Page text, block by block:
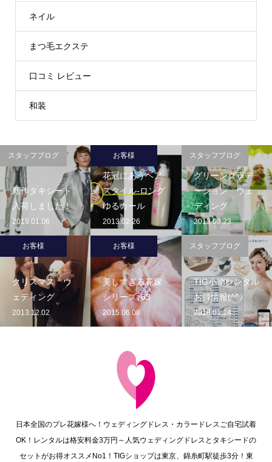
ネイル
まつ毛エクステ
口コミ レビュー
和装
新作タキシード
入荷しました！
2019.01.06
スタッフブログ
花冠にあうヘア
スタイル-ロング
ゆるカール
2013.02.26
お客様
グリーングラデ
ーション ウェ
ディング
2013.03.23
スタッフブログ
クリスマス ウ
ェディング
2013.12.02
お客様
美しすぎる花嫁
シリーズ♪63
2015.06.08
お客様
TIG小物レンタル
お得情報(^^♪
2018.01.14
スタッフブログ
日本全国のプレ花嫁様へ！ウェディングドレス・カラードレスご自宅試着
OK！レンタルは格安料金3万円～人気ウェディングドレスとタキシードの
セットがお得オススメNo1！TIGショップは東京、錦糸町駅徒歩3分！東